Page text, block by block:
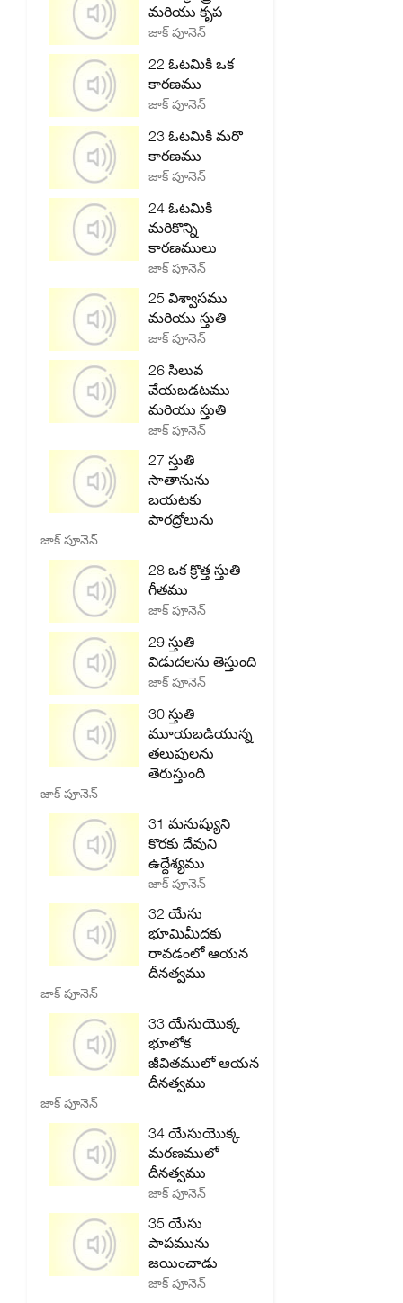
మరియు కృప
జాక్ పూనెన్
22 ఓటమికి ఒక
కారణము
జాక్ పూనెన్
23 ఓటమికి మరొ
కారణము
జాక్ పూనెన్
24 ఓటమికి
మరికొన్ని
కారణములు
జాక్ పూనెన్
25 విశ్వాసము
మరియు స్తుతి
జాక్ పూనెన్
26 సిలువ
వేయబడటము
మరియు స్తుతి
జాక్ పూనెన్
27 స్తుతి
సాతానును
బయటకు
పారద్రోలును
జాక్ పూనెన్
28 ఒక క్రొత్త స్తుతి
గీతము
జాక్ పూనెన్
29 స్తుతి
విడుదలను తెస్తుంది
జాక్ పూనెన్
30 స్తుతి
మూయబడియున్న
తలుపులను
తెరుస్తుంది
జాక్ పూనెన్
31 మనుష్యుని
కొరకు దేవుని
ఉద్దేశ్యము
జాక్ పూనెన్
32 యేసు
భూమిమీదకు
రావడంలో ఆయన
దీనత్వము
జాక్ పూనెన్
33 యేసుయొక్క
భూలోక
జీవితములో ఆయన
దీనత్వము
జాక్ పూనెన్
34 యేసుయొక్క
మరణములో
దీనత్వము
జాక్ పూనెన్
35 యేసు
పాపమును
జయించాడు
జాక్ పూనెన్